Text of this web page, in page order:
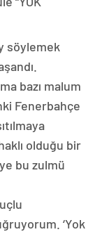
söylemek
bazı malum
Fenerbahçe
olduğu bir
bu zulmü
‘Yok